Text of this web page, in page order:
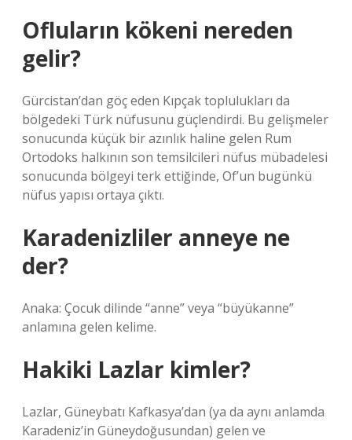
Ofluların kökeni nereden
gelir?
Gürcistan’dan göç eden Kıpçak toplulukları da
bölgedeki Türk nüfusunu güçlendirdi. Bu gelişmeler
sonucunda küçük bir azınlık haline gelen Rum
Ortodoks halkının son temsilcileri nüfus mübadelesi
sonucunda bölgeyi terk ettiğinde, Of’un bugünkü
nüfus yapısı ortaya çıktı.
Karadenizliler anneye ne
der?
Anaka: Çocuk dilinde “anne” veya “büyükanne”
anlamına gelen kelime.
Hakiki Lazlar kimler?
Lazlar, Güneybatı Kafkasya’dan (ya da aynı anlamda
Karadeniz’in Güneydoğusundan) gelen ve